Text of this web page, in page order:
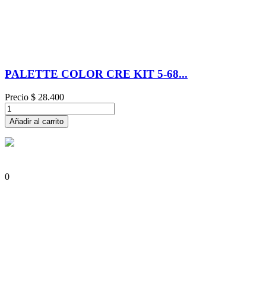
PALETTE COLOR CRE KIT 5-68...
Precio $ 28.400
Añadir al carrito
0